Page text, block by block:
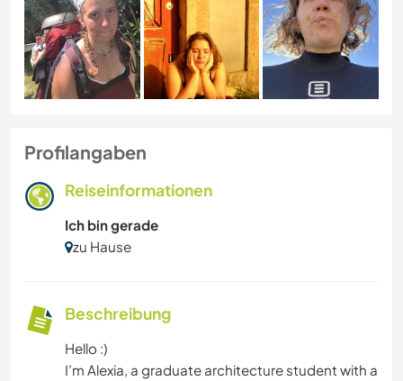
Profilangaben
Reiseinformationen
Ich bin gerade
zu Hause
Beschreibung
Hello :)
I’m Alexia, a graduate architecture student with a